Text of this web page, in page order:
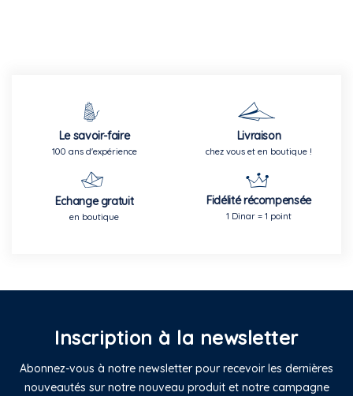
Le savoir-faire
100 ans d'expérience
Livraison
chez vous et en boutique !
Echange gratuit
en boutique
Fidélité récompensée
1 Dinar = 1 point
Inscription à la newsletter
Abonnez-vous à notre newsletter pour recevoir les dernières
nouveautés sur notre nouveau produit et notre campagne